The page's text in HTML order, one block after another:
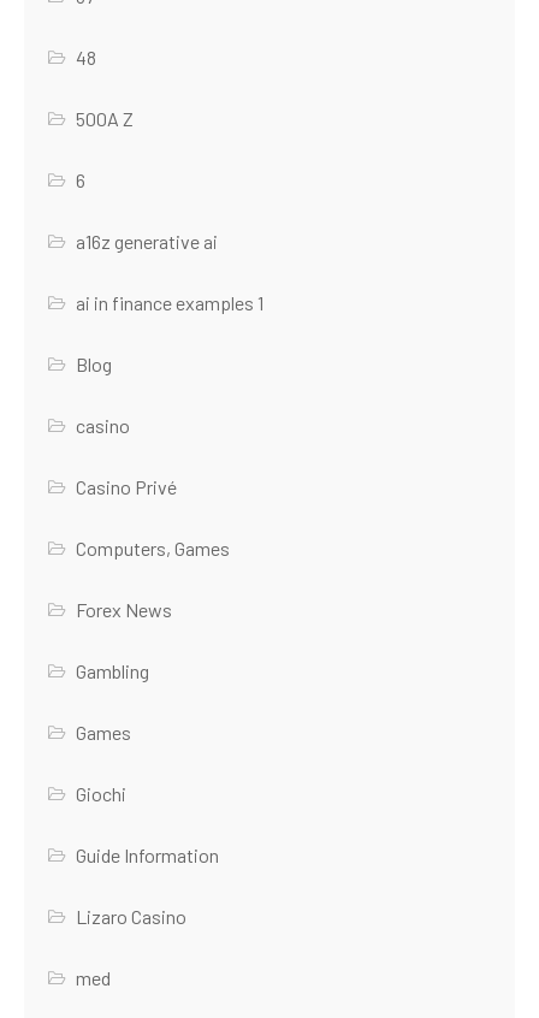
48
500A Z
6
a16z generative ai
ai in finance examples 1
Blog
casino
Casino Privé
Computers, Games
Forex News
Gambling
Games
Giochi
Guide Information
Lizaro Casino
med